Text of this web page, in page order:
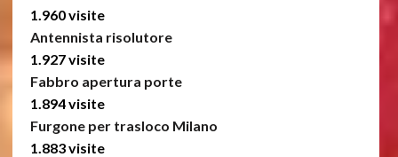
1.960 visite
Antennista risolutore
1.927 visite
Fabbro apertura porte
1.894 visite
Furgone per trasloco Milano
1.883 visite